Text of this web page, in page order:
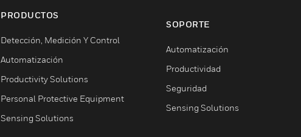
PRODUCTOS
Detección, Medición Y Control
Automatización
Productivity Solutions
Personal Protective Equipment
Sensing Solutions
SOPORTE
Automatización
Productividad
Seguridad
Sensing Solutions